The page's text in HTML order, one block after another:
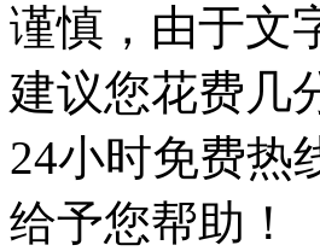
谨慎，由于文
建议您花费几
24小时免费热
给予您帮助！